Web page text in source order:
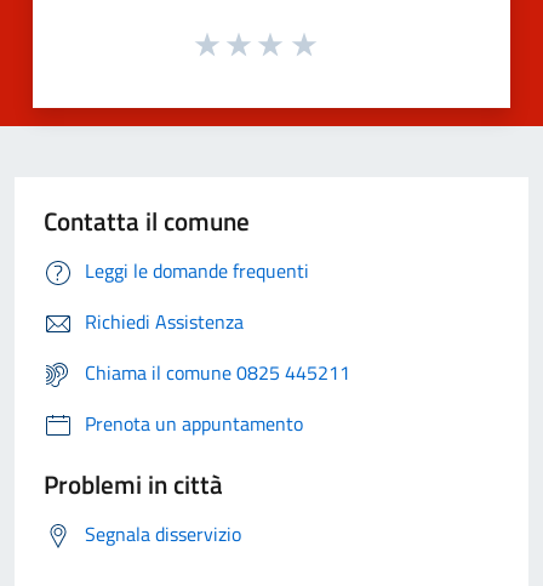
Contatta il comune
Leggi le domande frequenti
Richiedi Assistenza
Chiama il comune 0825 445211
Prenota un appuntamento
Problemi in città
Segnala disservizio